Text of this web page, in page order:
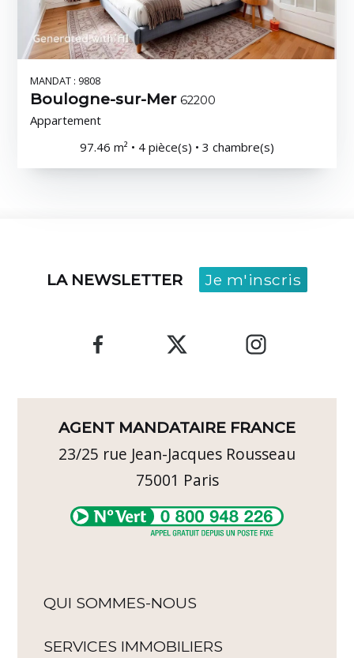
MANDAT : 9808
Boulogne-sur-Mer62200
Appartement
97.46 m² • 4 pièce(s) • 3 chambre(s)
LA NEWSLETTER Je m'inscris
AGENT MANDATAIRE FRANCE
23/25 rue Jean-Jacques Rousseau
75001 Paris
QUI SOMMES-NOUS
SERVICES IMMOBILIERS